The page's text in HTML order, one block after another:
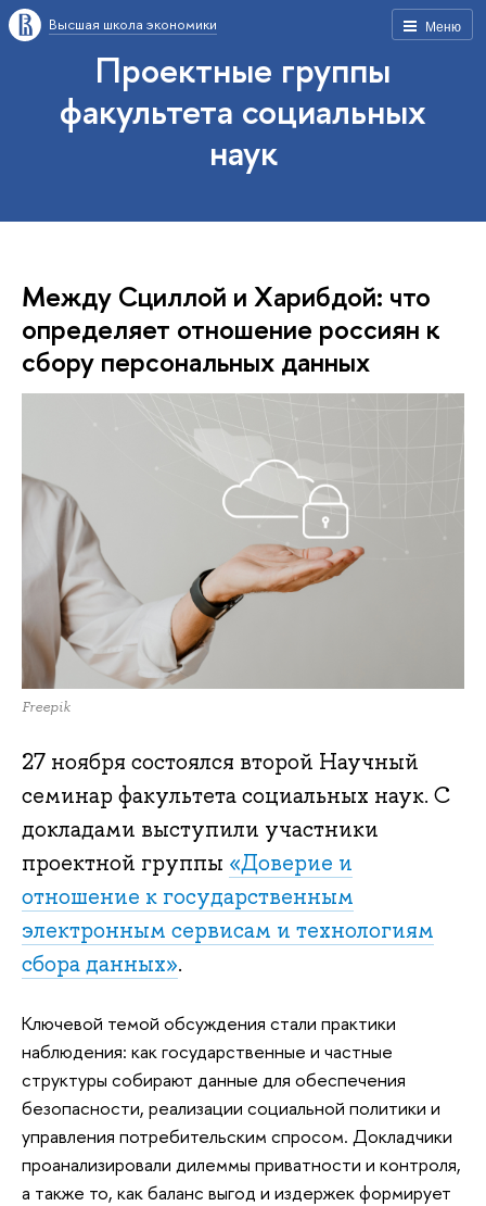
Меню
Высшая школа экономики
Проектные группы
факультета социальных
наук
Между Сциллой и Харибдой: что
определяет отношение россиян к
сбору персональных данных
Freepik
27 ноября состоялся второй Научный
семинар факультета социальных наук. С
докладами выступили участники
проектной группы «Доверие и
отношение к государственным
электронным сервисам и технологиям
сбора данных».
Ключевой темой обсуждения стали практики
наблюдения: как государственные и частные
структуры собирают данные для обеспечения
безопасности, реализации социальной политики и
управления потребительским спросом. Докладчики
проанализировали дилеммы приватности и контроля,
а также то, как баланс выгод и издержек формирует